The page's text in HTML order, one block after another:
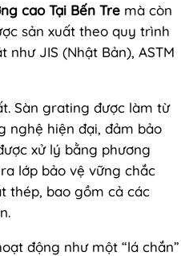
cao Tại Bến Tre mà còn
sản xuất theo quy trình
JIS (Nhật Bản), ASTM
Sàn grating được làm từ
nghệ hiện đại, đảm bảo
xử lý bằng phương
lớp bảo vệ vững chắc
thép, bao gồm cả các
động như một “lá chắn”